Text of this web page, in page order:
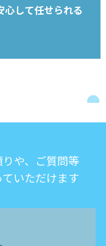
心して任せられる
や、ご質問等
いただけます